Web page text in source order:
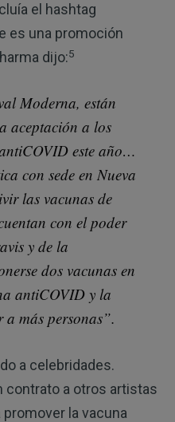
el hashtag
es una promoción
dijo:5
Moderna, están
aceptación a los
este año…
con sede en Nueva
las vacunas de
con el poder
y de la
dos vacunas en
antiCOVID y la
más personas”.
a celebridades.
contrato a otros artistas
la vacuna